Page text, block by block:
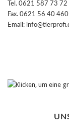
Tel. 0621 587 73 72
Fax. 0621 56 40 460
Email: